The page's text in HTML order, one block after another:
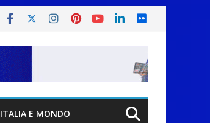
ITALIA E MONDO